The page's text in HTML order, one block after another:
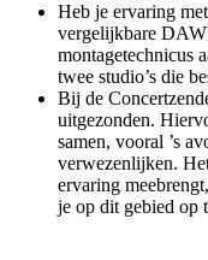
Heb je ervaring
vergelijkbare
montagetechnicus
twee studio’s die
Bij de
uitgezonden.
samen, vooral ’s
verwezenlijken.
ervaring
je op dit gebied op